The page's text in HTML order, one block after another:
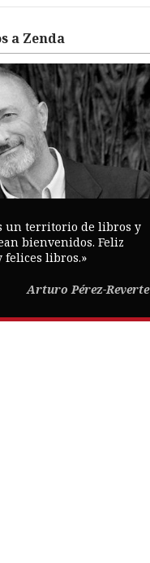
a Zenda
un territorio de libros y
bienvenidos. Feliz
felices libros.»
Arturo Pérez-Reverte